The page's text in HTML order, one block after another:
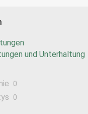
und Unterhaltung
0
0